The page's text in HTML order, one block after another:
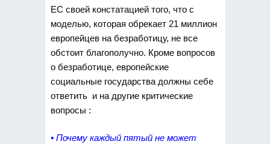
ЕС своей констатацией того, что с
моделью, которая обрекает 21 миллион
европейцев на безработицу, не все
обстоит благополучно. Кроме вопросов
о безработице, европейские
социальные государства должны себе
ответить и на другие критические
вопросы :
• Почему каждый пятый не может